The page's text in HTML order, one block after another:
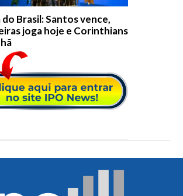
do Brasil: Santos vence,
joga hoje e Corinthians